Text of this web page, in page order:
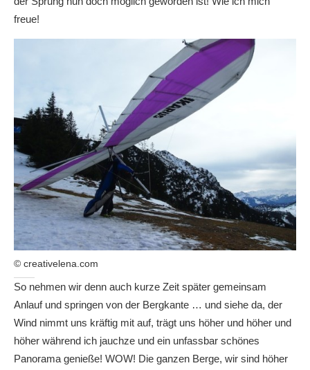
freue!
© creativelena.com
So nehmen wir denn auch kurze Zeit später gemeinsam
Anlauf und springen von der Bergkante … und siehe da, der
Wind nimmt uns kräftig mit auf, trägt uns höher und höher und
höher während ich jauchze und ein unfassbar schönes
Panorama genieße! WOW! Die ganzen Berge, wir sind höher